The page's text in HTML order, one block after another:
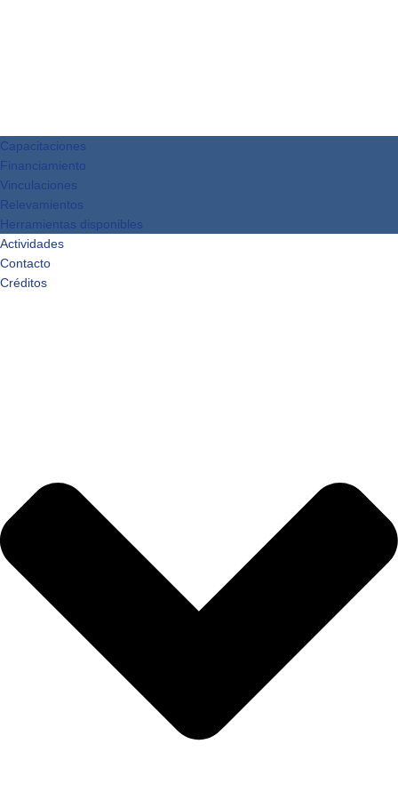
Capacitaciones
Financiamiento
Vinculaciones
Relevamientos
Herramientas disponibles
Actividades
Contacto
Créditos